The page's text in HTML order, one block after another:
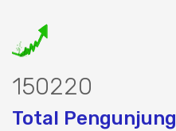
194967
Total Pengunjung